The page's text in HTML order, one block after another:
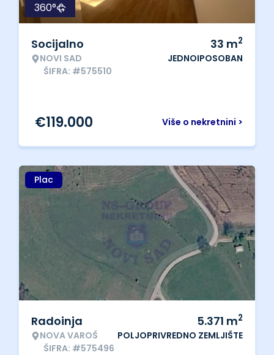
360°
Socijalno
NOVI SAD
ŠIFRA: #575510
33 m2
JEDNOIPOSOBAN
Više o nekretnini >
€119.000
Plac
Radoinja
NOVA VAROŠ
ŠIFRA: #575496
5.371 m2
POLJOPRIVREDNO ZEMLJIŠTE